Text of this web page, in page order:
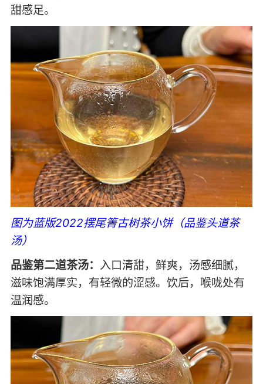
甜感足。
图为蓝版2022摆尾箐古树茶小饼（品鉴头道茶
汤）
品鉴第二道茶汤： 入口清甜，鲜爽，汤感细腻，
滋味饱满厚实，有轻微的涩感。饮后，喉咙处有
温润感。